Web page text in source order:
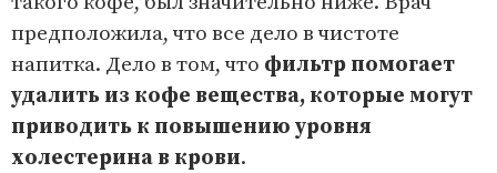
предположила, что все дело в чистоте
напитка. Дело в том, что фильтр помогает
удалить из кофе вещества, которые могут
приводить к повышению уровня
холестерина в крови.